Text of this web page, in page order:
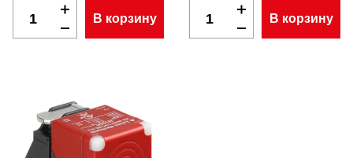
В корзину В корзину